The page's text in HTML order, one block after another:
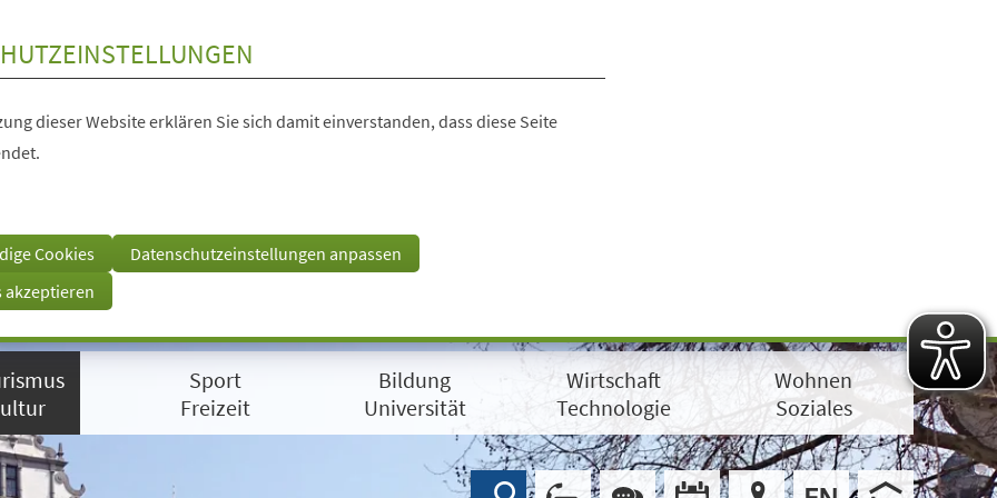
dieser Website erklären Sie sich damit einverstanden, dass diese Seite
Cookies
Datenschutzeinstellungen anpassen
akzeptieren
Sport
Freizeit
Bildung
Universität
Wirtschaft
Technologie
Wohnen
Soziales